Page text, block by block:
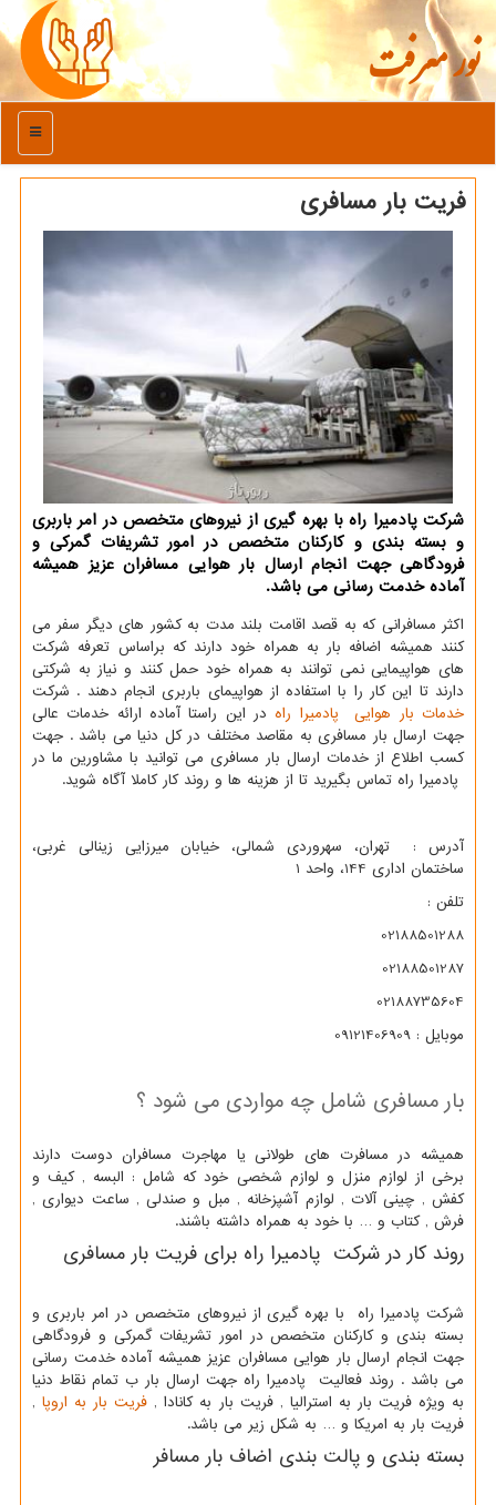
نور معرفت
منو
فریت بار مسافری
شركت پادمیرا راه با بهره گیری از نیروهای متخصص در امر باربری
و بسته بندی و كاركنان متخصص در امور تشریفات گمركی و
فرودگاهی جهت انجام ارسال بار هوایی مسافران عزیز همیشه
آماده خدمت رسانی می باشد.
اکثر مسافرانی که به قصد اقامت بلند مدت به کشور های دیگر سفر می
کنند همیشه اضافه بار به همراه خود دارند که براساس تعرفه شرکت
های هواپیمایی نمی توانند به همراه خود حمل کنند و نیاز به شرکتی
دارند تا این کار را با استفاده از هواپیمای باربری انجام دهند . شرکت
خدمات بار هوایی پادمیرا راه در این راستا آماده ارائه خدمات عالی
جهت ارسال بار مسافری به مقاصد مختلف در کل دنیا می باشد . جهت
کسب اطلاع از خدمات ارسال بار مسافری می توانید با مشاورین ما در
پادمیرا راه تماس بگیرید تا از هزینه ها و روند کار کاملا آگاه شوید.
آدرس : تهران، سهروردی شمالی، خیابان میرزایی زینالی غربی،
ساختمان اداری 144، واحد 1
تلفن :
02188501288
02188501287
02188735604
موبایل : 09121406909
بار مسافری شامل چه مواردی می شود ؟
همیشه در مسافرت های طولانی یا مهاجرت مسافران دوست دارند
برخی از لوازم منزل و لوازم شخصی خود که شامل : البسه , کیف و
کفش , چینی آلات , لوازم آشپزخانه , مبل و صندلی , ساعت دیواری ,
فرش , کتاب و … با خود به همراه داشته باشند.
روند کار در شرکت پادمیرا راه برای فریت بار مسافری
شرکت پادمیرا راه با بهره گیری از نیروهای متخصص در امر باربری و
بسته بندی و کارکنان متخصص در امور تشریفات گمرکی و فرودگاهی
جهت انجام ارسال بار هوایی مسافران عزیز همیشه آماده خدمت رسانی
می باشد . روند فعالیت پادمیرا راه جهت ارسال بار ب تمام نقاط دنیا
به ویژه فریت بار به استرالیا , فریت بار به کانادا , فریت بار به اروپا,
فریت بار به امریکا و … به شکل زیر می باشد.
بسته بندی و پالت بندی اضاف بار مسافر